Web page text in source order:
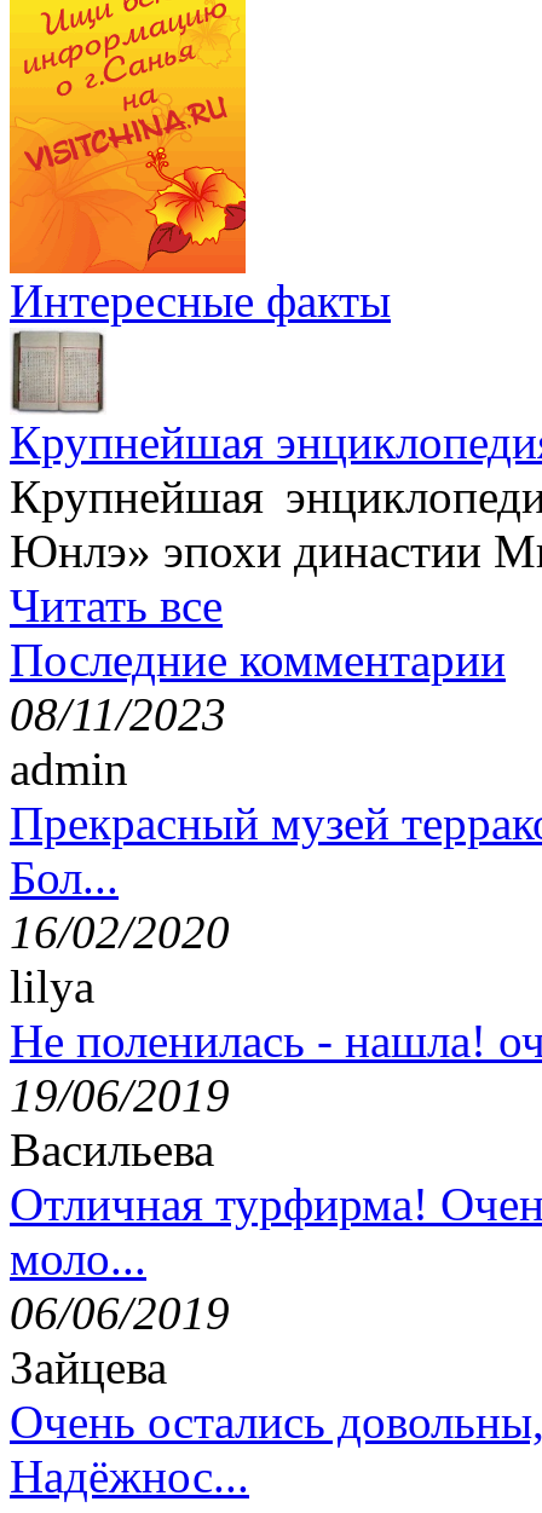
Интересные факты
Крупнейшая
Крупнейшая
Юнлэ» эпохи династии
Читать все
Последние комментарии
08/11/2023
admin
Прекрасный музей
Бол...
16/02/2020
lilya
Не поленилась - нашла!
19/06/2019
Васильева
Отличная турфирма!
моло...
06/06/2019
Зайцева
Очень остались
Надёжнос...